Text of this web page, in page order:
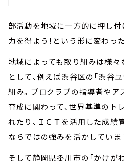
部活動を地域に一方的に押し付
力を得よう！という形に変わっ
地域によっても取り組みは様々
として、例えば渋谷区の「渋谷
組み。プロクラブの指導者や
育成に関わって、世界基準のト
れたり、ＩＣＴを活用した成績
ならではの強みを活かしていま
そして静岡県掛川市の「かけが